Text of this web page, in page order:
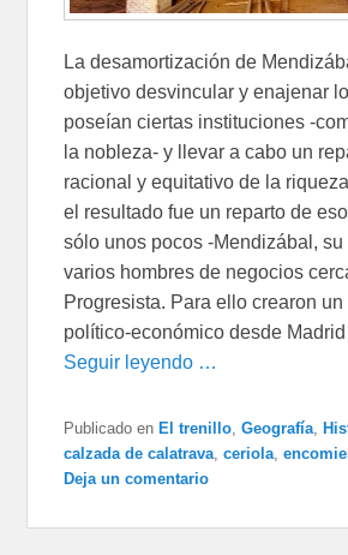
La desamortización de
objetivo desvincular y enajenar
poseían ciertas instituciones -
la nobleza- y llevar a cabo un
racional y equitativo de la
el resultado fue un reparto de
sólo unos pocos -Mendizábal, su
varios hombres de negocios
Progresista. Para ello crearon
político-económico desde Madrid
Seguir leyendo …
Publicado en El trenillo,Geografía,
calzada de calatrava,ceriola,
Deja un comentario